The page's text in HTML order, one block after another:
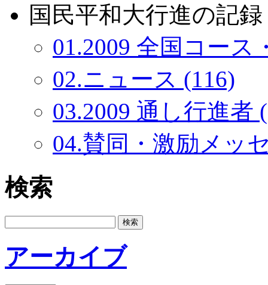
国民平和大行進の記録
01.2009 全国コース
02.ニュース (116)
03.2009 通し行進者
04.賛同・激励メッ
検索
アーカイブ